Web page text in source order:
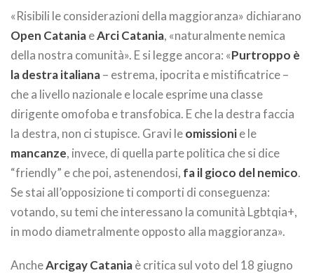
«Risibili le considerazioni della maggioranza» dichiarano
Open CataniaeArci Catania, «naturalmente nemica
della nostra comunità». E si legge ancora: «Purtroppo è
la destra italiana– estrema, ipocrita e mistificatrice –
che a livello nazionale e locale esprime una classe
dirigente omofoba e transfobica. E che la destra faccia
la destra, non ci stupisce. Gravi leomissionie le
mancanze, invece, di quella parte politica che si dice
“friendly” e che poi, astenendosi, fa il gioco del nemico.
Se stai all’opposizione ti comporti di conseguenza:
votando, su temi che interessano la comunità Lgbtqia+,
in modo diametralmente opposto alla maggioranza».
AncheArcigay Cataniaè critica sul voto del 18 giugno